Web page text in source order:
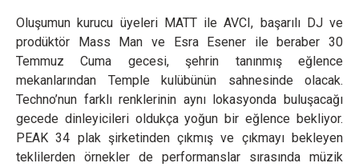
Oluşumun kurucu üyeleri MATT ile AVCI, başarılı DJ ve
prodüktör Mass Man ve Esra Esener ile beraber 30
Temmuz Cuma gecesi, şehrin tanınmış eğlence
mekanlarından Temple kulübünün sahnesinde olacak.
Techno’nun farklı renklerinin aynı lokasyonda buluşacağı
gecede dinleyicileri oldukça yoğun bir eğlence bekliyor.
PEAK 34 plak şirketinden çıkmış ve çıkmayı bekleyen
teklilerden örnekler de performanslar sırasında müzik